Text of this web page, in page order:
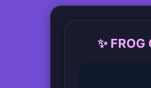
✨ FROG